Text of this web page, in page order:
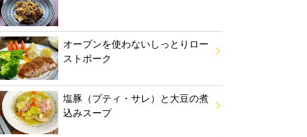
オーブンを使わないしっとりロー
ストポーク
塩豚（プティ・サレ）と大豆の煮
込みスープ